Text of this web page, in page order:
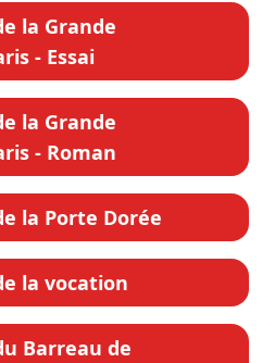
la Grande
- Essai
la Grande
- Roman
la Porte Dorée
la vocation
Barreau de